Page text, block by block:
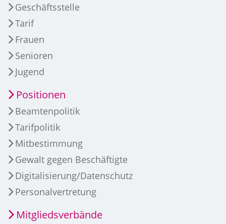
Geschäftsstelle
Tarif
Frauen
Senioren
Jugend
Positionen
Beamtenpolitik
Tarifpolitik
Mitbestimmung
Gewalt gegen Beschäftigte
Digitalisierung/Datenschutz
Personalvertretung
Mitgliedsverbände